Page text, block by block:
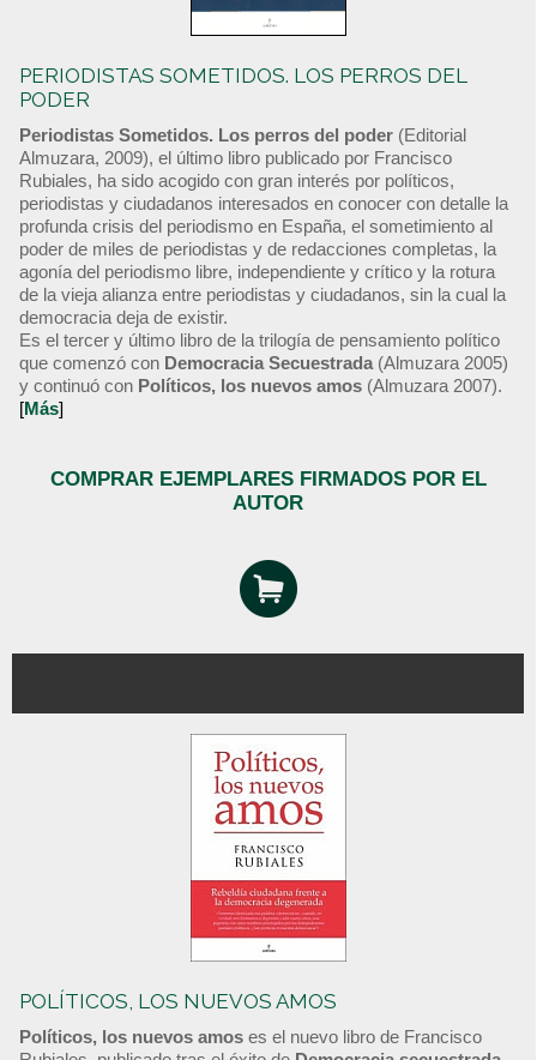
PERIODISTAS SOMETIDOS. LOS PERROS DEL
PODER
Periodistas Sometidos. Los perros del poder (Editorial
Almuzara, 2009), el último libro publicado por Francisco
Rubiales, ha sido acogido con gran interés por políticos,
periodistas y ciudadanos interesados en conocer con detalle la
profunda crisis del periodismo en España, el sometimiento al
poder de miles de periodistas y de redacciones completas, la
agonía del periodismo libre, independiente y crítico y la rotura
de la vieja alianza entre periodistas y ciudadanos, sin la cual la
democracia deja de existir.
Es el tercer y último libro de la trilogía de pensamiento político
que comenzó con Democracia Secuestrada (Almuzara 2005)
y continuó con Políticos, los nuevos amos (Almuzara 2007).
[Más]
COMPRAR EJEMPLARES FIRMADOS POR EL
AUTOR
POLÍTICOS, LOS NUEVOS AMOS
Políticos, los nuevos amos es el nuevo libro de Francisco